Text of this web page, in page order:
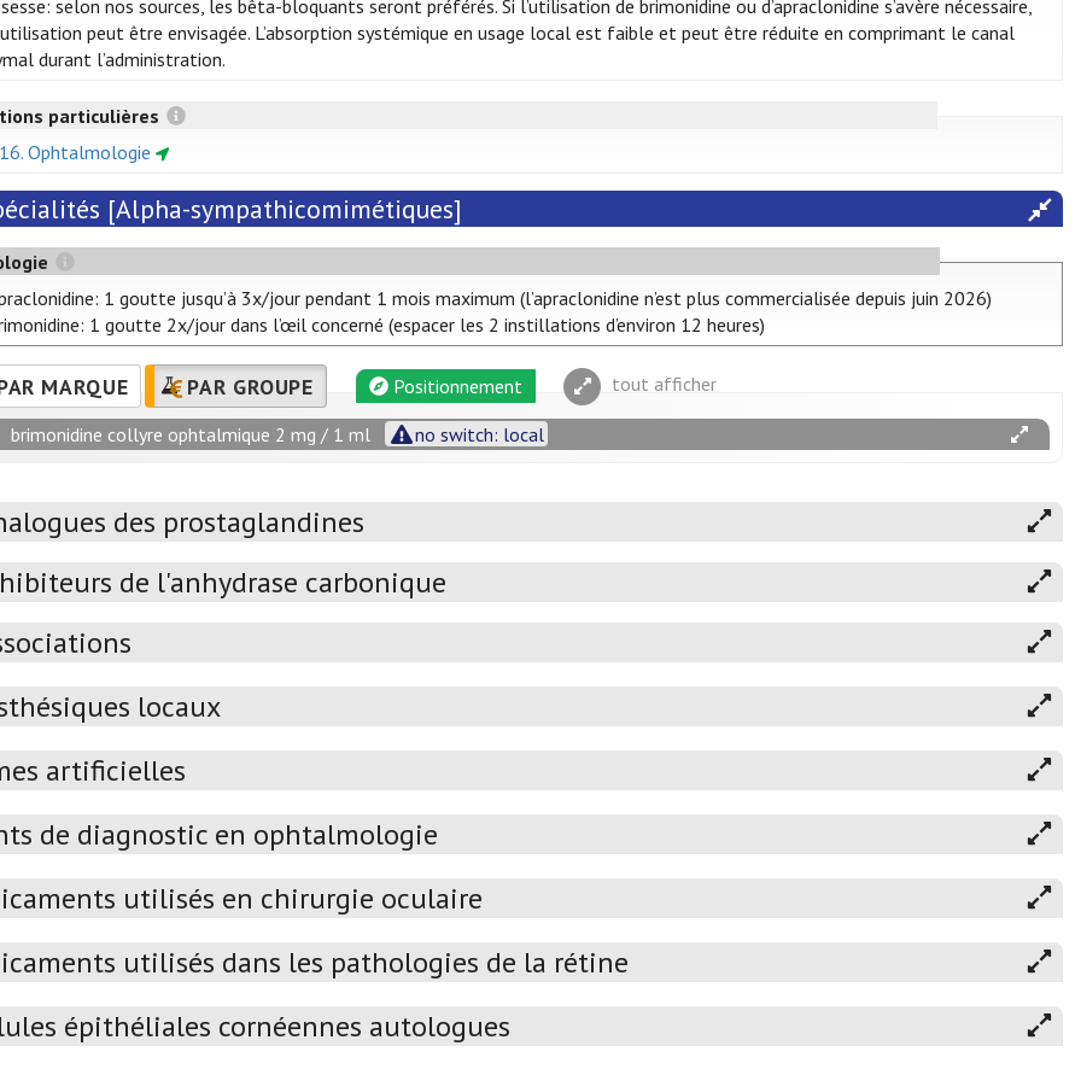
selon nos sources, les bêta-bloquants seront préférés. Si l’utilisation de brimonidine ou d’apraclonidine s’avère nécessaire,
peut être envisagée. L’absorption systémique en usage local est faible et peut être réduite en comprimant le canal
durant l’administration.
particulières
Ophtalmologie
[Alpha-sympathicomimétiques]
1 goutte jusqu’à 3x/jour pendant 1 mois maximum (l’apraclonidine n’est plus commercialisée depuis juin 2026)
1 goutte 2x/jour dans l’œil concerné (espacer les 2 instillations d’environ 12 heures)
MARQUE PAR GROUPE Positionnement tout afficher
brimonidine collyre ophtalmique 2 mg / 1 ml no switch: local
des prostaglandines
de l'anhydrase carbonique
locaux
artificielles
de diagnostic en ophtalmologie
utilisés en chirurgie oculaire
utilisés dans les pathologies de la rétine
épithéliales cornéennes autologues